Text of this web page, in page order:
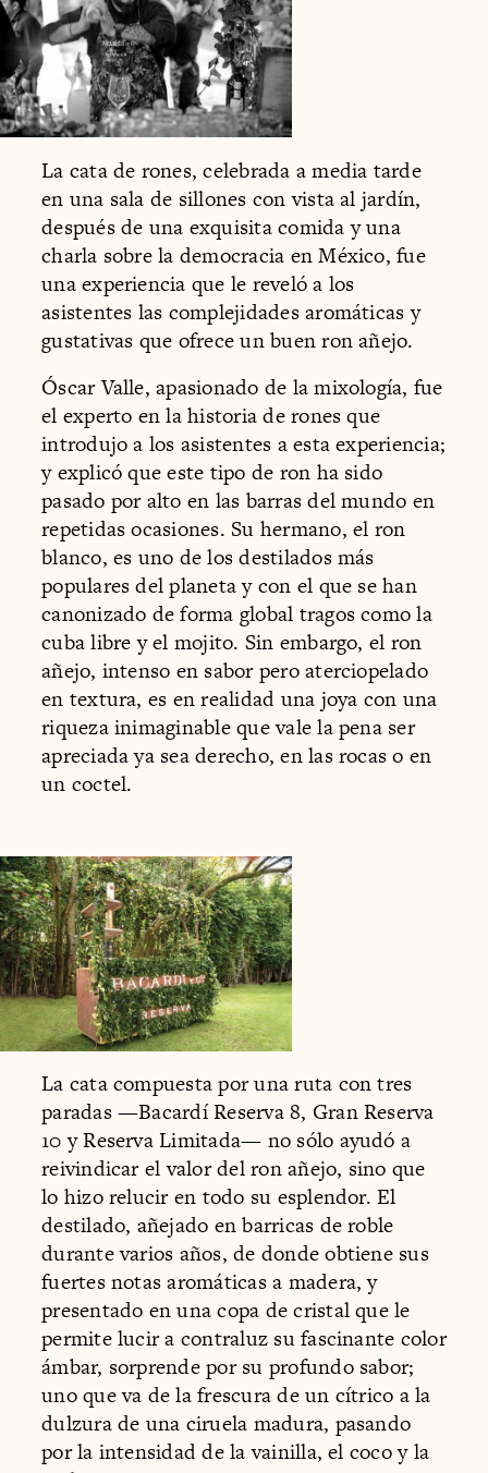
La cata de rones, celebrada a media tarde
en una sala de sillones con vista al jardín,
después de una exquisita comida y una
charla sobre la democracia en México, fue
una experiencia que le reveló a los
asistentes las complejidades aromáticas y
gustativas que ofrece un buen ron añejo.
Óscar Valle, apasionado de la mixología, fue
el experto en la historia de rones que
introdujo a los asistentes a esta experiencia;
y explicó que este tipo de ron ha sido
pasado por alto en las barras del mundo en
repetidas ocasiones. Su hermano, el ron
blanco, es uno de los destilados más
populares del planeta y con el que se han
canonizado de forma global tragos como la
cuba libre y el mojito. Sin embargo, el ron
añejo, intenso en sabor pero aterciopelado
en textura, es en realidad una joya con una
riqueza inimaginable que vale la pena ser
apreciada ya sea derecho, en las rocas o en
un coctel.
La cata compuesta por una ruta con tres
paradas —Bacardí Reserva 8, Gran Reserva
10 y Reserva Limitada— no sólo ayudó a
reivindicar el valor del ron añejo, sino que
lo hizo relucir en todo su esplendor. El
destilado, añejado en barricas de roble
durante varios años, de donde obtiene sus
fuertes notas aromáticas a madera, y
presentado en una copa de cristal que le
permite lucir a contraluz su fascinante color
ámbar, sorprende por su profundo sabor;
uno que va de la frescura de un cítrico a la
dulzura de una ciruela madura, pasando
por la intensidad de la vainilla, el coco y la